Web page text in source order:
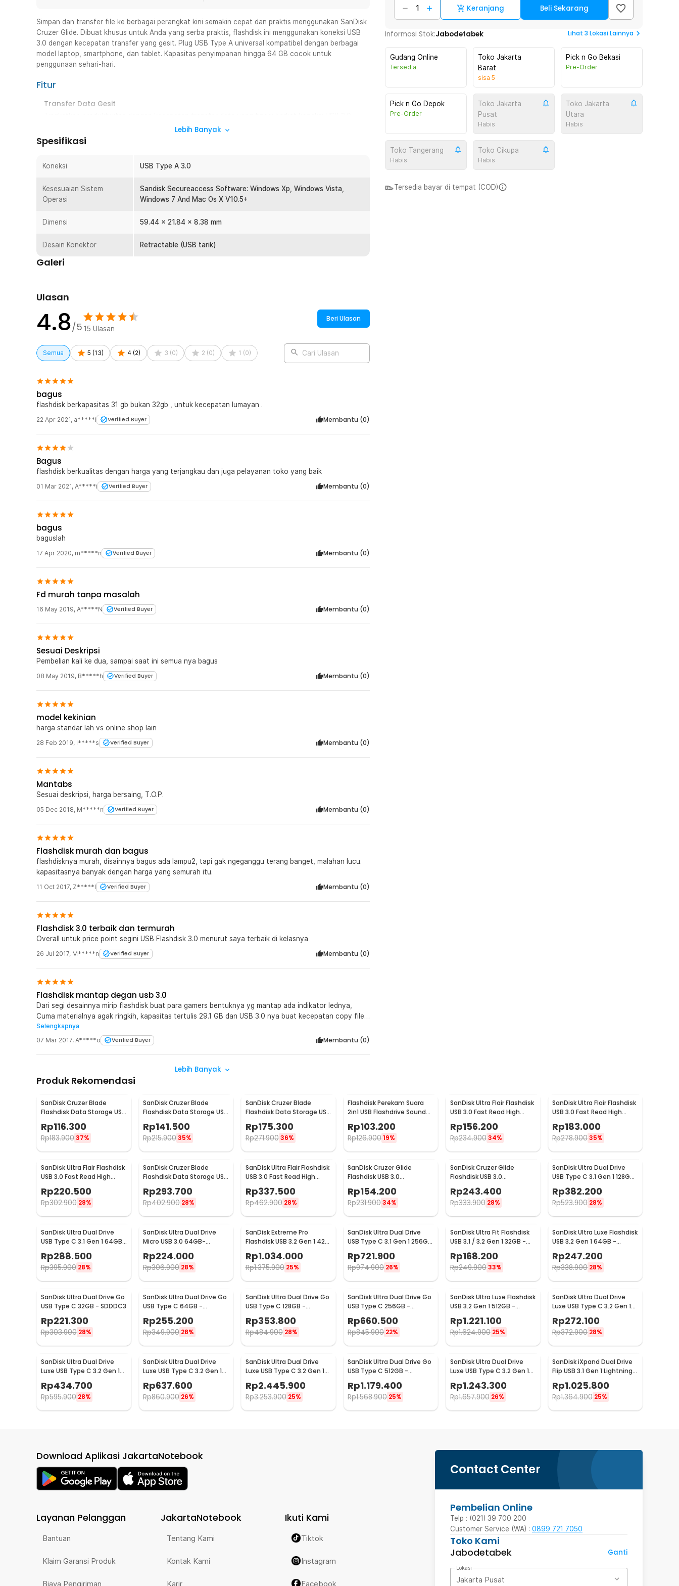
Simpan dan transfer file ke berbagai perangkat kini semakin cepat dan praktis menggunakan SanDisk
Cruzer Glide. Dibuat khusus untuk Anda yang serba praktis, flashdisk ini menggunakan koneksi USB
3.0 dengan kecepatan transfer yang gesit. Plug USB Type A universal kompatibel dengan berbagai
model laptop, smartphone, dan tablet. Kapasitas penyimpanan hingga 64 GB cocok untuk
penggunaan sehari-hari.
Fitur
Transfer Data Gesit
Kini Anda dapat mentransfer ribuan file hanya dalam hitungan detik. File besar seperti video,
foto, dan dokumen bisa diakses tanpa perlu menunggu lama.
File dan dokumen penting tetap terjaga keamanannya karena SanDisk Cruzer Glide sudah
penting dicuri. Fitur ini membantu menjaga privasi data dari akses tidak sah.
Konektor Type A Universal
universal. Transfer file dari laptop atau PC ke smartphone dan tablet menjadi lebih mudah. Ideal
Beragam Kapasitas untuk Semua Kebutuhan
Dibuat untuk Anda yang bekerja dengan banyak file penting, flashdisk ini tersedia dalam
Rincian yang Anda dapatkan untuk pembelian produk ini:
1 x SanDisk Cruzer Glide Flashdisk USB 3.0 Retractable Secure Access - SDCZ600
Lebih Banyak
Spesifikasi
Koneksi USB Type A 3.0
Kesesuaian Sistem
Operasi
Sandisk Secureaccess Software: Windows Xp, Windows Vista,
Windows 7 And Mac Os X V10.5+
Dimensi 59.44 x 21.84 x 8.38 mm
Desain Konektor Retractable (USB tarik)
Galeri
Ulasan
4.8/5 15 Ulasan
Beri Ulasan
Semua 5 (13) 4 (2) 3 (0) 2 (0) 1 (0) Cari Ulasan
bagus
flashdisk berkapasitas 31 gb bukan 32gb , untuk kecepatan lumayan .
22 Apr 2021, a*****i Verified Buyer Membantu (0)
Bagus
flashdisk berkualitas dengan harga yang terjangkau dan juga pelayanan toko yang baik
01 Mar 2021, A*****i Verified Buyer Membantu (0)
bagus
baguslah
17 Apr 2020, m*****n Verified Buyer Membantu (0)
Fd murah tanpa masalah
16 May 2019, A*****N Verified Buyer Membantu (0)
Sesuai Deskripsi
Pembelian kali ke dua, sampai saat ini semua nya bagus
08 May 2019, B*****h Verified Buyer Membantu (0)
model kekinian
harga standar lah vs online shop lain
28 Feb 2019, i*****s Verified Buyer Membantu (0)
Mantabs
Sesuai deskripsi, harga bersaing, T.O.P.
05 Dec 2018, M*****n Verified Buyer Membantu (0)
Flashdisk murah dan bagus
flashdisknya murah, disainnya bagus ada lampu2, tapi gak ngeganggu terang banget, malahan lucu.
kapasitasnya banyak dengan harga yang semurah itu.
11 Oct 2017, Z*****l Verified Buyer Membantu (0)
Flashdisk 3.0 terbaik dan termurah
Overall untuk price point segini USB Flashdisk 3.0 menurut saya terbaik di kelasnya
26 Jul 2017, M*****n Verified Buyer Membantu (0)
Flashdisk mantap degan usb 3.0
Dari segi desainnya mirip flashdisk buat para gamers bentuknya yg mantap ada indikator lednya,
Cuma materialnya agak ringkih, kapasitas tertulis 29.1 GB dan USB 3.0 nya buat kecepatan copy file
sekitar 10mbps.. Overall dari performa dan harga mantap dibanding flashdisk yg usb 2.0
Selengkapnya
07 Mar 2017, A*****o Verified Buyer Membantu (0)
Lebih Banyak
Keranjang Beli Sekarang
Informasi Stok:Jabodetabek Lihat 3 Lokasi Lainnya
Gudang Online
Tersedia
Toko Jakarta
Barat
sisa 5
Pick n Go Bekasi
Pre-Order
Pick n Go Depok
Pre-Order
Toko Jakarta
Pusat
Habis
Toko Jakarta
Utara
Habis
Toko Tangerang
Habis
Toko Cikupa
Habis
Tersedia bayar di tempat (COD)
Produk Rekomendasi
SanDisk Cruzer Blade
Flashdisk Data Storage USB
2.0 Portable 16GB - SDCZ50
Rp116.300
Rp183.900 37%
SanDisk Cruzer Blade
Flashdisk Data Storage USB
SDCZ50
Rp141.500
Rp215.90035%
SanDisk Cruzer Blade
Flashdisk Data Storage USB
2.0 Portable 64GB -
SDCZ50
Rp175.300
Rp271.900 36%
Flashdisk Perekam Suara
2in1 USB Flashdrive Sound
Voice Recorder 8GB
Rp103.200
Rp126.90019%
SanDisk Ultra Flair Flashdisk
USB 3.0 Fast Read High
Speed Metal Case 16GB -
SDCZ73
Rp156.200
Rp234.900 34%
SanDisk Ultra Flair Flashdisk
USB 3.0 Fast Read High
Speed Metal Case 32GB -
SDCZ73
Rp183.000
Rp278.90035%
SanDisk Ultra Flair Flashdisk
USB 3.0 Fast Read High
SDCZ73
Rp220.500
Rp302.900 28%
SanDisk Cruzer Blade
Flashdisk Data Storage USB
2.0 Portable 128GB -
SDCZ50
Rp293.700
Rp402.900 28%
SanDisk Ultra Flair Flashdisk
USB 3.0 Fast Read High
Speed Metal Case 128GB -
SDCZ73
Rp337.500
Rp462.900 28%
SanDisk Cruzer Glide
Flashdisk USB 3.0
16GB - SDCZ600
Rp154.200
Rp231.90034%
SanDisk Cruzer Glide
Flashdisk USB 3.0
Retractable Secure Access
64GB - SDCZ600
Rp243.400
Rp333.900 28%
SanDisk Ultra Dual Drive
USB Type C 3.1 Gen 1 128GB
- SDDDC2
Rp382.200
Rp523.900 28%
SanDisk Ultra Dual Drive
USB Type C 3.1 Gen 1 64GB
- SDDDC2
Rp288.500
Rp395.900 28%
SanDisk Ultra Dual Drive
Micro USB 3.0 64GB-
Rp224.000
Rp306.900 28%
SanDisk Extreme Pro
Flashdisk USB 3.2 Gen 1 420
MB/s 256GB - SDCZ880
Rp1.034.000
Rp1.375.900 25%
SanDisk Ultra Dual Drive
USB Type C 3.1 Gen 1 256GB
Rp721.900
Rp974.900 26%
SanDisk Ultra Fit Flashdisk
USB 3.1 / 3.2 Gen 1 32GB -
SDCZ430
Rp168.200
Rp249.900 33%
SanDisk Ultra Luxe Flashdisk
USB 3.2 Gen 1 64GB -
Rp247.200
Rp338.900 28%
SanDisk Ultra Dual Drive Go
USB Type C 32GB - SDDDC3
Rp221.300
Rp303.900 28%
SanDisk Ultra Dual Drive Go
USB Type C 64GB -
Rp255.200
Rp349.900 28%
SanDisk Ultra Dual Drive Go
USB Type C 128GB -
SDDDC3
Rp353.800
Rp484.900 28%
SanDisk Ultra Dual Drive Go
USB Type C 256GB -
SDDDC3
Rp660.500
Rp845.900 22%
SanDisk Ultra Luxe Flashdisk
USB 3.2 Gen 1 512GB -
Rp1.221.100
Rp1.624.900 25%
SanDisk Ultra Dual Drive
Luxe USB Type C 3.2 Gen 1
Rp272.100
Rp372.900 28%
SanDisk Ultra Dual Drive
Luxe USB Type C 3.2 Gen 1
128GB - SDDDC4
Rp434.700
Rp595.900 28%
SanDisk Ultra Dual Drive
Luxe USB Type C 3.2 Gen 1
256GB - SDDDC4
Rp637.600
Rp860.900 26%
SanDisk Ultra Dual Drive
Luxe USB Type C 3.2 Gen 1
Rp2.445.900
Rp3.253.900 25%
SanDisk Ultra Dual Drive Go
USB Type C 512GB -
Rp1.179.400
Rp1.568.900 25%
SanDisk Ultra Dual Drive
Luxe USB Type C 3.2 Gen 1
512GB - SDDDC4
Rp1.243.300
Rp1.657.900 26%
SanDisk iXpand Dual Drive
Flip USB 3.1 Gen 1 Lightning
256GB - SDIX90N
Rp1.025.800
Rp1.364.900 25%
Contact Center
Pembelian Online
Telp : (021) 39 700 200
Customer Service (WA) : 0899 721 7050
Toko Kami
Jabodetabek
Ganti
Lokasi
Jakarta Pusat
Download Aplikasi JakartaNotebook
Layanan Pelanggan
Bantuan
Klaim Garansi Produk
Biaya Pengiriman
JakartaNotebook
Tentang Kami
Kontak Kami
Karir
Ikuti Kami
Tiktok
Instagram
Facebook